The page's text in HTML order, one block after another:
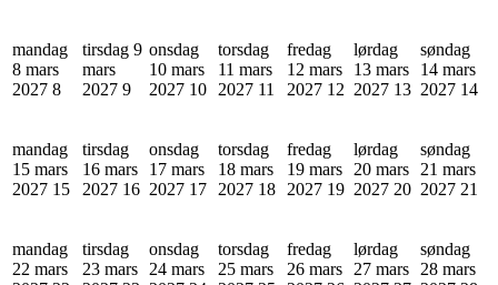
mandag
8 mars
2027 8
tirsdag 9
mars
2027 9
onsdag
10 mars
2027 10
torsdag
11 mars
2027 11
fredag
12 mars
2027 12
lørdag
13 mars
2027 13
søndag
14 mars
2027 14
mandag
15 mars
2027 15
tirsdag
16 mars
2027 16
onsdag
17 mars
2027 17
torsdag
18 mars
2027 18
fredag
19 mars
2027 19
lørdag
20 mars
2027 20
søndag
21 mars
2027 21
mandag
22 mars
tirsdag
23 mars
onsdag
24 mars
torsdag
25 mars
fredag
26 mars
lørdag
27 mars
søndag
28 mars